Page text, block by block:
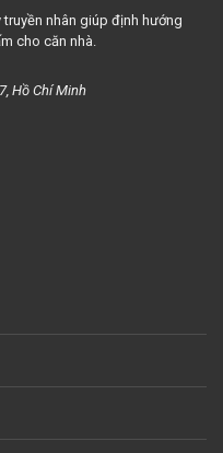
nhân giúp định hướng
cho căn nhà.
Hồ Chí Minh